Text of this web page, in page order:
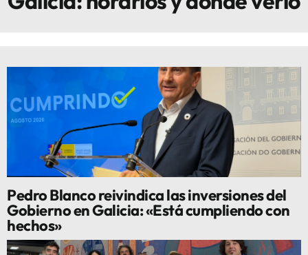
Pedro Blanco reivindica las inversiones del
Gobierno en Galicia: «Está cumpliendo con
hechos»